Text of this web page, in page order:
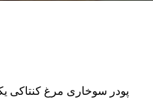
پودر سوخاری مرغ کنتاکی